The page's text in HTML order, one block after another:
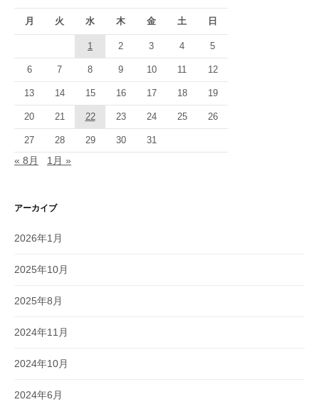
月 火 水 木 金 土 日
1 2 3 4 5
6 7 8 9 10 11 12
13 14 15 16 17 18 19
20 21 22 23 24 25 26
27 28 29 30 31
« 8月 1月 »
アーカイブ
2026年1月
2025年10月
2025年8月
2024年11月
2024年10月
2024年6月